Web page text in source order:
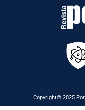
Copyright© 2025